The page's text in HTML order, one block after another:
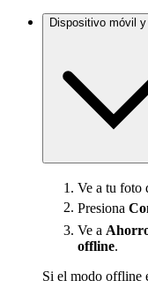
Dispositivo móvil
Ve a tu foto
Presiona
Ve a
offline.
Si el modo offline